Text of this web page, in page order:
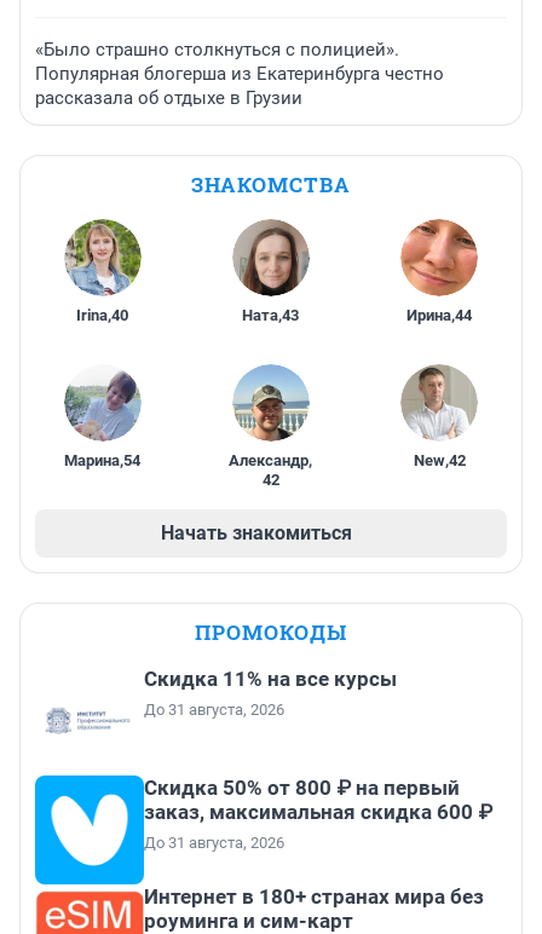
«Было страшно столкнуться с полицией».
Популярная блогерша из Екатеринбурга честно
рассказала об отдыхе в Грузии
ЗНАКОМСТВА
Irina,40 Ната,43 Ирина,44
Марина,54 Александр,
42
New,42
Начать знакомиться
ПРОМОКОДЫ
Скидка 11% на все курсы
До 31 августа, 2026
Скидка 50% от 800 ₽ на первый
заказ, максимальная скидка 600 ₽
До 31 августа, 2026
Интернет в 180+ странах мира без
роуминга и сим-карт